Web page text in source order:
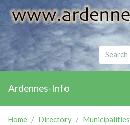
Ardennes-Info
Home Directory Municipalities